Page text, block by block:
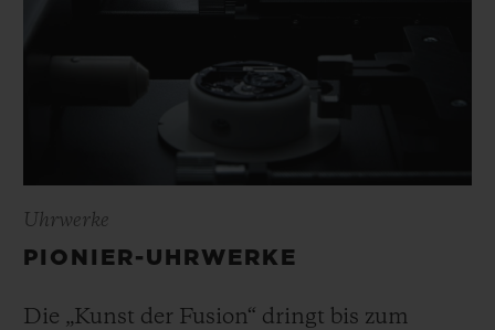
Uhrwerke
PIONIER-UHRWERKE
Die „Kunst der Fusion“ dringt bis zum